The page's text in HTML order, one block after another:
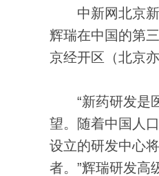
中新网北京新
辉瑞在中国的第
京经开区（北京
“新药研发是医
望。随着中国人
设立的研发中心
者。”辉瑞研发高